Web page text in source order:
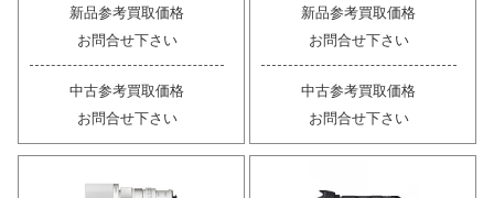
新品参考買取価格
お問合せ下さい
中古参考買取価格
お問合せ下さい
新品参考買取価格
お問合せ下さい
中古参考買取価格
お問合せ下さい